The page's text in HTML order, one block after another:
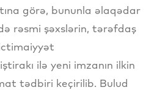
görə, bununla əlaqədar
rəsmi şəxslərin, tərəfdaş
ilə yeni imzanın ilkin
tədbiri keçirilib. Bulud